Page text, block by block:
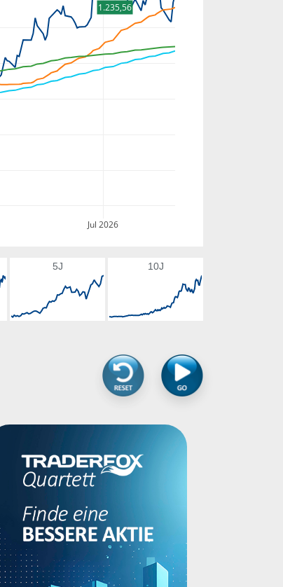
Jul 2026
1.235,56
5J 10J